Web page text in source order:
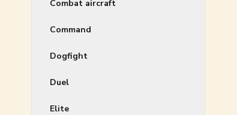
Combat aircraft
Command
Dogfight
Duel
Elite